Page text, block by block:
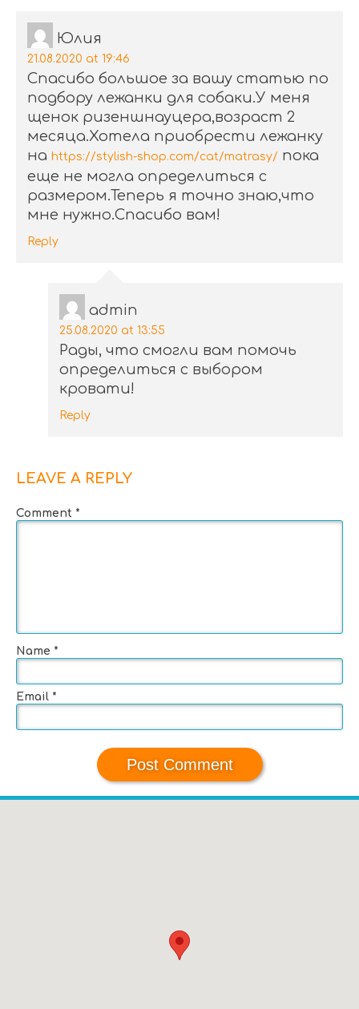
Юлия
21.08.2020 at 19:46
Спасибо большое за вашу статью по
подбору лежанки для собаки.У меня
щенок ризеншнауцера,возраст 2
месяца.Хотела приобрести лежанку
на https://stylish-shop.com/cat/matrasy/ пока
еще не могла определиться с
размером.Теперь я точно знаю,что
мне нужно.Спасибо вам!
Reply
admin
25.08.2020 at 13:55
Рады, что смогли вам помочь
определиться с выбором
кровати!
Reply
LEAVE A REPLY
Comment *
Name *
Email *